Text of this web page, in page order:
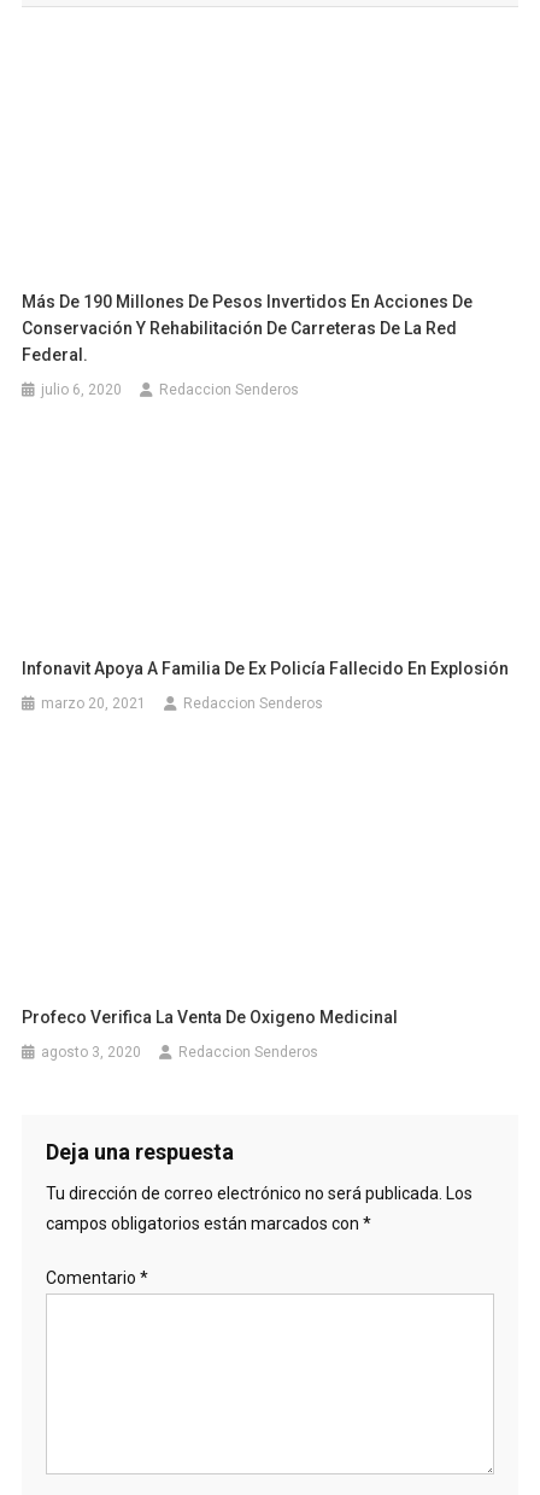
Más De 190 Millones De Pesos Invertidos En Acciones De
Conservación Y Rehabilitación De Carreteras De La Red
Federal.
julio 6, 2020 Redaccion Senderos
Infonavit Apoya A Familia De Ex Policía Fallecido En Explosión
marzo 20, 2021 Redaccion Senderos
Profeco Verifica La Venta De Oxigeno Medicinal
agosto 3, 2020 Redaccion Senderos
Deja una respuesta
Tu dirección de correo electrónico no será publicada. Los
campos obligatorios están marcados con *
Comentario *